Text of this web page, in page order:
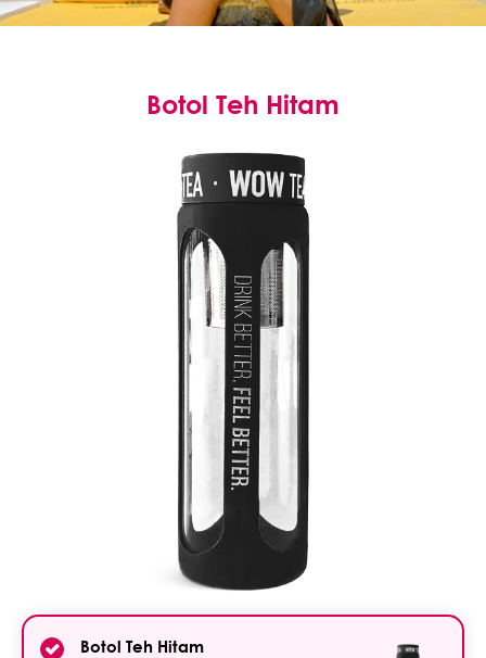
Botol Teh Hitam
Botol Teh Hitam